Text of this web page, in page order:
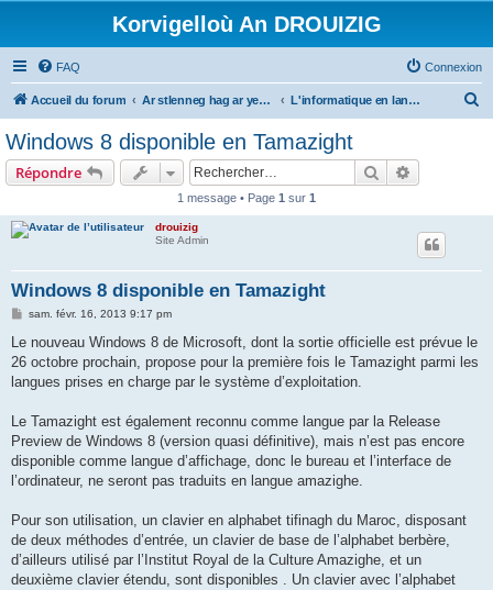
Korvigelloù An DROUIZIG
FAQ Connexion
Accueil du forum Ar stlenneg hag ar yezhoù bihan er bed a-bezh L'informatique en langues régionales et minoritaires
Windows 8 disponible en Tamazight
Répondre Rechercher
1 message • Page 1 sur 1
drouizig
Site Admin
Windows 8 disponible en Tamazight
M
s
a
g
sam. févr. 16, 2013 9:17 pm
Le nouveau Windows 8 de Microsoft, dont la sortie officielle est prévue le
26 octobre prochain, propose pour la première fois le Tamazight parmi les
langues prises en charge par le système d’exploitation.
Le Tamazight est également reconnu comme langue par la Release
Preview de Windows 8 (version quasi définitive), mais n’est pas encore
disponible comme langue d’affichage, donc le bureau et l’interface de
l’ordinateur, ne seront pas traduits en langue amazighe.
Pour son utilisation, un clavier en alphabet tifinagh du Maroc, disposant
de deux méthodes d’entrée, un clavier de base de l’alphabet berbère,
d’ailleurs utilisé par l’Institut Royal de la Culture Amazighe, et un
deuxième clavier étendu, sont disponibles . Un clavier avec l’alphabet